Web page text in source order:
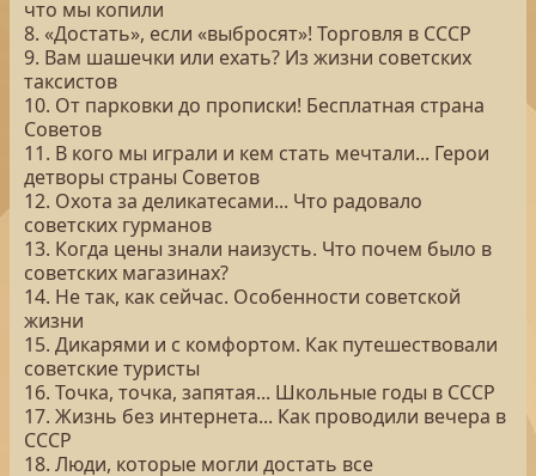
что мы копили
8. «Достать», если «выбросят»! Торговля в СССР
9. Вам шашечки или ехать? Из жизни советских
таксистов
10. От парковки до прописки! Бесплатная страна
Советов
11. В кого мы играли и кем стать мечтали... Герои
детворы страны Советов
12. Охота за деликатесами... Что радовало
советских гурманов
13. Когда цены знали наизусть. Что почем было в
советских магазинах?
14. Не так, как сейчас. Особенности советской
жизни
15. Дикарями и с комфортом. Как путешествовали
советские туристы
16. Точка, точка, запятая... Школьные годы в СССР
17. Жизнь без интернета... Как проводили вечера в
СССР
18. Люди, которые могли достать все